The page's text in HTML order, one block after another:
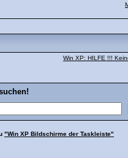
Win XP: HILFE !!!
"Win XP Bildschirme der Taskleiste"